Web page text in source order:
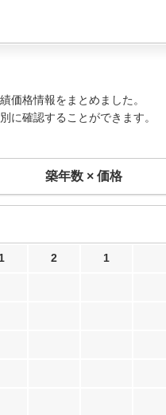
価格情報をまとめました。
に確認することができます。
築年数 × 価格
1 2 1